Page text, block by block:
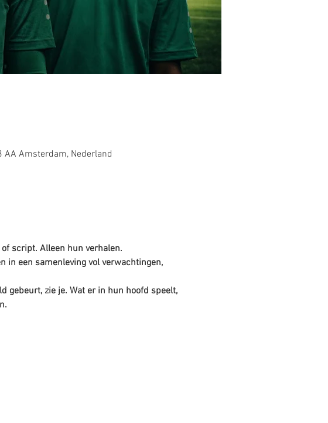
Amsterdam, Nederland
script. Alleen hun verhalen.
in een samenleving vol verwachtingen,
gebeurt, zie je. Wat er in hun hoofd speelt,